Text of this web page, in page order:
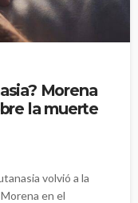
Morena
la muerte
volvió a la
en el